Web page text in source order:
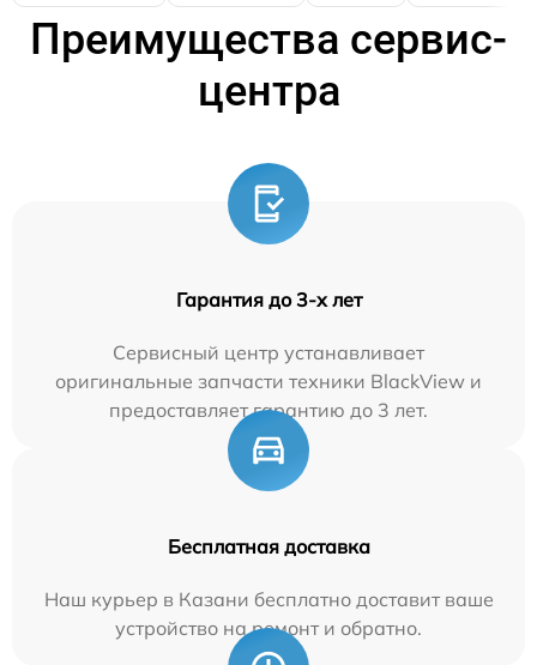
Преимущества сервис-
центра
Гарантия до 3-х лет
Сервисный центр устанавливает
оригинальные запчасти техники BlackView и
предоставляет гарантию до 3 лет.
Бесплатная доставка
Наш курьер в Казани бесплатно доставит ваше
устройство на ремонт и обратно.